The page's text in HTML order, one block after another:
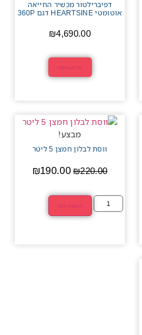
דפיברילטור מכשיר החייאה
אוטומטי HEARTSINE דגם 360P
₪4,690.00
מידע נוסף
מבצע!
ווסת לבלון חמצן 5 ליטר
₪220.00
₪190.00
הוספה לסל